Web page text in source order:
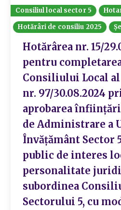
Consiliul local sector 5
Hotărâri de consiliu 2025
Hotărârea nr. 15/
pentru
Consiliului Local
nr. 97/30.08.2024
aprobarea
de Administrare a
Învățământ Sector
public de interes
personalitate
subordinea
Sectorului 5, cu